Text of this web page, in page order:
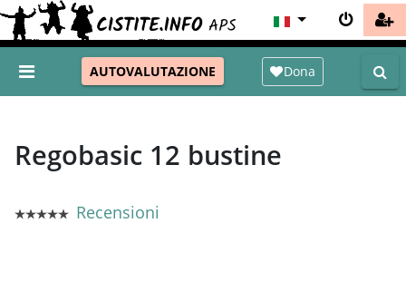
AUTOVALUTAZIONE Dona
Regobasic 12 bustine
Recensioni